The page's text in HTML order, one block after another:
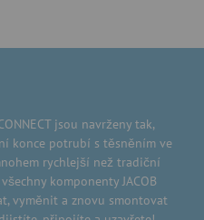
jsou navrženy tak,
konce potrubí s těsněním ve
rychlejší než tradiční
komponenty JACOB
vyměnit a znovu smontovat